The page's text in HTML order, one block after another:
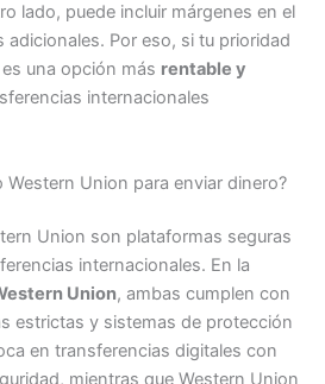
lado, puede incluir márgenes en el
Por eso, si tu prioridad
es una opción más rentable y
internacionales
Western Union para enviar dinero?
Union son plataformas seguras
internacionales. En la
Union, ambas cumplen con
estrictas y sistemas de protección
en transferencias digitales con
mientras que Western Union